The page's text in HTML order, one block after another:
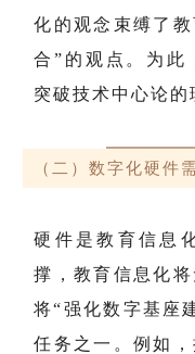
化的观念束缚了
合”的观点。为此
突破技术中心论的
（二）数字化硬件
硬件是教育信息
撑，教育信息化
将“强化数字基座
任务之一。例如